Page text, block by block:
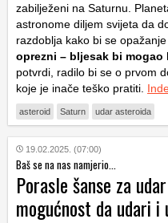
zabilježeni na Saturnu.
astronome diljem svijeta da
razdoblja kako bi se
oprezni – bljesak bi
potvrdi, radilo bi se o prvom
koje je inače teško pratiti.
asteroid Saturn udar asteroida
19.02.2025. (07:00)
Baš se na nas namjerio...
Porasle šanse za
mogućnost da udari i